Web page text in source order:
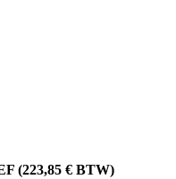
(223,85 € BTW)